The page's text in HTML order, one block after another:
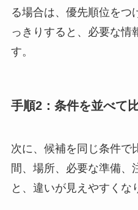
る場合は、優先順位をつ
っきりすると、必要な情
す。
手順2：条件を並べて
次に、候補を同じ条件で
間、場所、必要な準備、
と、違いが見えやすくな